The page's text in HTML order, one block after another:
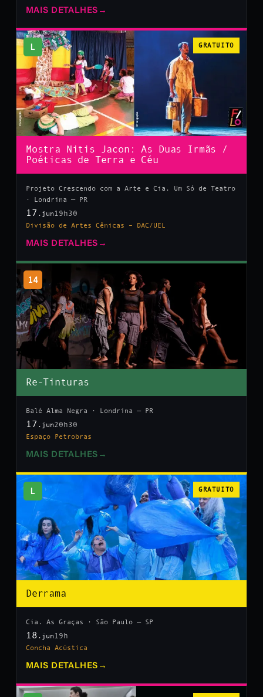
MAIS DETALHES →
L GRATUITO
Mostra Nitis Jacon: As Duas Irmãs /
Poéticas de Terra e Céu
Projeto Crescendo com a Arte e Cia. Um Só de Teatro
· Londrina — PR
17 .jun 19h30
Divisão de Artes Cênicas – DAC/UEL
MAIS DETALHES →
14
Re-Tinturas
Balé Alma Negra · Londrina — PR
17 .jun20h30
Espaço Petrobras
MAIS DETALHES →
L GRATUITO
Derrama
Cia. As Graças · São Paulo — SP
18 .jun 19h
Concha Acústica
MAIS DETALHES →